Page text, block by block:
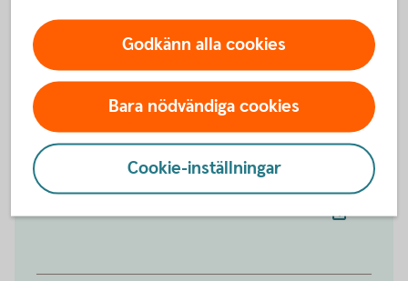
Förväntat sparbelopp om 10 år
172 019 kr
Insättningar från dig är 120 000 kr.Förväntad
avkastning är +52 019 kr.
Logga in och börja månadsspara
Godkänn alla cookies
Bara nödvändiga cookies
Cookie-inställningar